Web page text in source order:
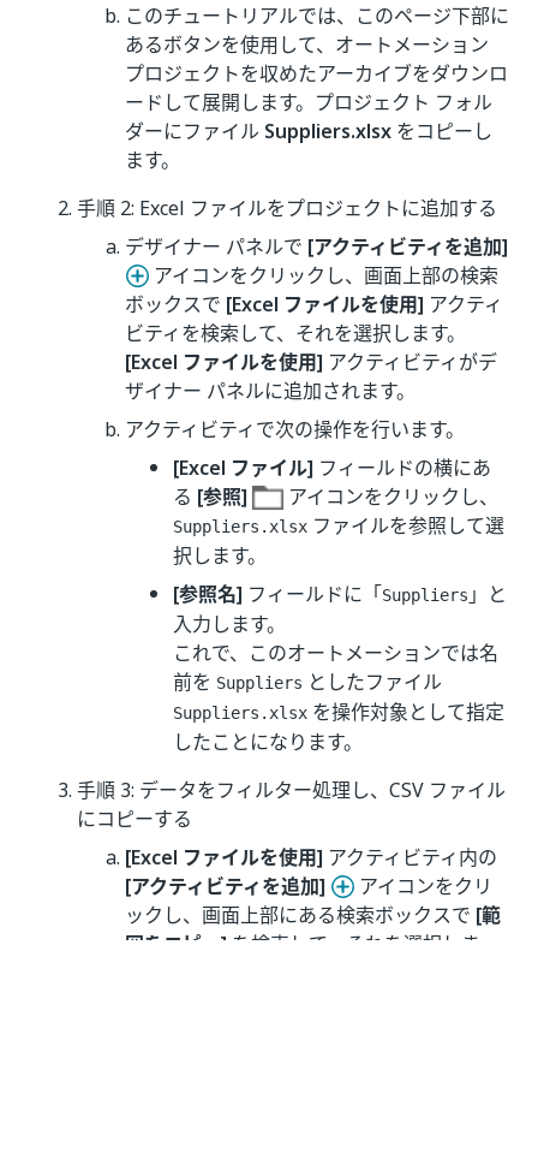
このチュートリアルでは、このページ下部に
あるボタンを使用して、オートメーション
プロジェクトを収めたアーカイブをダウンロ
ードして展開します。プロジェクト フォル
ダーにファイル Suppliers.xlsx をコピーし
ます。
手順 2: Excel ファイルをプロジェクトに追加する
デザイナー パネルで [アクティビティを追加]
アイコンをクリックし、画面上部の検索
ボックスで [Excel ファイルを使用] アクティ
ビティを検索して、それを選択します。
[Excel ファイルを使用] アクティビティがデ
ザイナー パネルに追加されます。
アクティビティで次の操作を行います。
[Excel ファイル] フィールドの横にあ
る [参照] アイコンをクリックし、
Suppliers.xlsx ファイルを参照して選
択します。
[参照名] フィールドに「Suppliers 」と
入力します。
これで、このオートメーションでは名
前を Suppliers としたファイル
Suppliers.xlsx を操作対象として指定
したことになります。
手順 3: データをフィルター処理し、CSV ファイル
にコピーする
[Excel ファイルを使用] アクティビティ内の
[アクティビティを追加]
アイコンをクリ
ックし、画面上部にある検索ボックスで [範
囲をコピー] を検索して、それを選択しま